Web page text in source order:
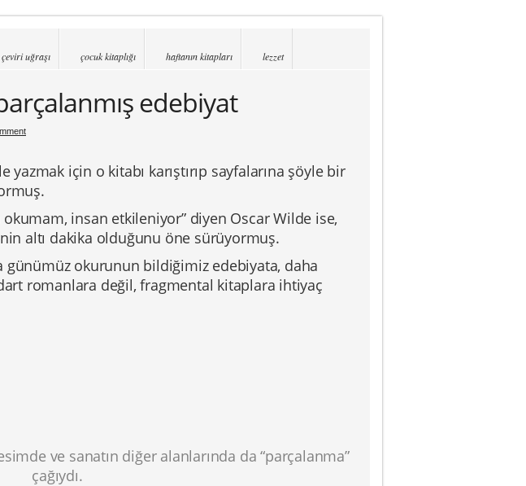
çeviri uğraşı çocuk kitaplığı haftanın kitapları lezzet
edebiyat
için o kitabı karıştırıp sayfalarına şöyle bir
okumam, insan etkileniyor” diyen Oscar Wilde ise,
altı dakika olduğunu öne sürüyormuş.
günümüz okurunun bildiğimiz edebiyata, daha
romanlara değil, fragmental kitaplara ihtiyaç
ve sanatın diğer alanlarında da “parçalanma”
çağıydı.